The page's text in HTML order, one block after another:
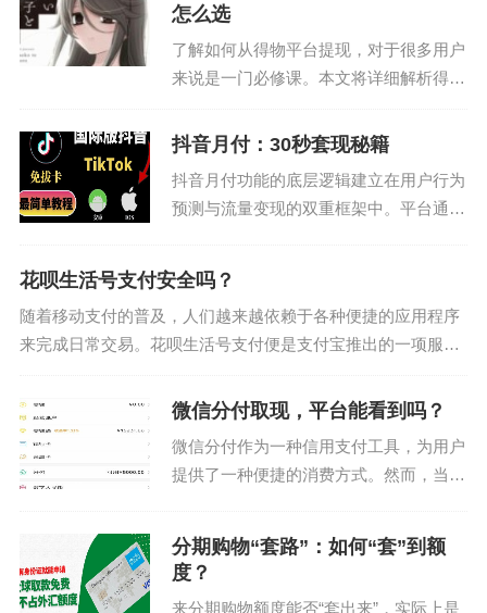
怎么选
了解如何从得物平台提现，对于很多用户
来说是一门必修课。本文将详细解析得物
提供两种主要的提现方式——银行卡提现
取决于你的个人偏好...
抖音月付：30秒套现秘籍
抖音月付功能的底层逻辑建立在用户行为
预测与流量变现的双重框架中。平台通过
消费-再预付"的闭环。当用户选择月付
时，系统会基于历史...
花呗生活号支付安全吗？
随着移动支付的普及，人们越来越依赖于各种便捷的应用程序
来完成日常交易。花呗生活号支付便是支付宝推出的一项服
一些用户而言，“花呗生活号支付是否是正规...
微信分付取现，平台能看到吗？
微信分付作为一种信用支付工具，为用户
提供了一种便捷的消费方式。然而，当用
问题。实际上，微信支付体系中确实存在
相应的数据记录与监控...
分期购物“套路”：如何“套”到额
度？
来分期购物额度能否“套出来”，实际上是